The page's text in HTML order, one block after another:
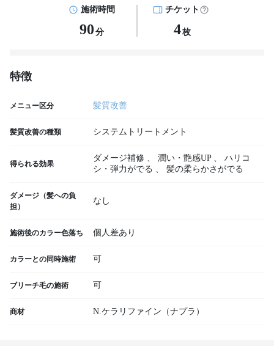
施術時間
90 分
チケット
4枚
特徴
メニュー区分 髪質改善
髪質改善の種類 システムトリートメント
得られる効果
ダメージ補修 、 潤い・艶感UP 、
ハリコ
シ・弾力がでる 、 髪の柔らかさがでる
ダメージ（髪への負
担）
なし
施術後のカラー色落ち 個人差あり
カラーとの同時施術 可
ブリーチ毛の施術 可
商材 N.ケラリファイン（ナプラ）